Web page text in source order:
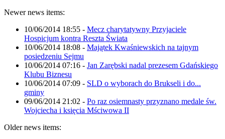
Newer news items:
10/06/2014 18:55 - Mecz charytatywny Przyjaciele
Hospicjum kontra Reszta Świata
10/06/2014 18:08 - Majątek Kwaśniewskich na tajnym
posiedzeniu Sejmu
10/06/2014 07:16 - Jan Zarębski nadal prezesem Gdańskiego
Klubu Biznesu
10/06/2014 07:09 - SLD o wyborach do Brukseli i do...
gminy
09/06/2014 21:02 - Po raz osiemnasty przyznano medale św.
Wojciecha i księcia Mściwowa II
Older news items: